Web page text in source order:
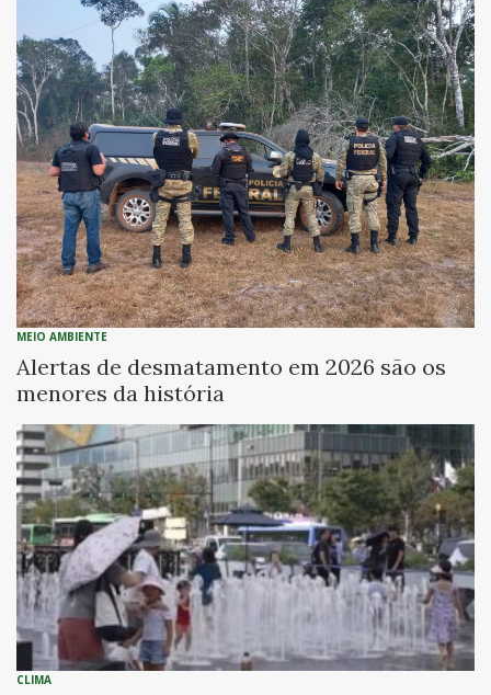
MEIO AMBIENTE
Alertas de desmatamento em 2026 são os
menores da história
CLIMA